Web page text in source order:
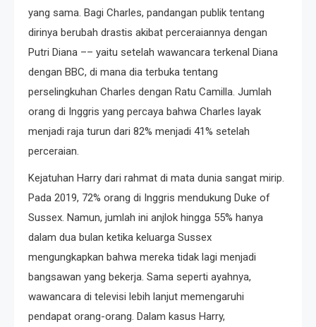
yang sama. Bagi Charles, pandangan publik tentang
dirinya berubah drastis akibat perceraiannya dengan
Putri Diana –– yaitu setelah wawancara terkenal Diana
dengan BBC, di mana dia terbuka tentang
perselingkuhan Charles dengan Ratu Camilla. Jumlah
orang di Inggris yang percaya bahwa Charles layak
menjadi raja turun dari 82% menjadi 41% setelah
perceraian.
Kejatuhan Harry dari rahmat di mata dunia sangat mirip.
Pada 2019, 72% orang di Inggris mendukung Duke of
Sussex. Namun, jumlah ini anjlok hingga 55% hanya
dalam dua bulan ketika keluarga Sussex
mengungkapkan bahwa mereka tidak lagi menjadi
bangsawan yang bekerja. Sama seperti ayahnya,
wawancara di televisi lebih lanjut memengaruhi
pendapat orang-orang. Dalam kasus Harry,